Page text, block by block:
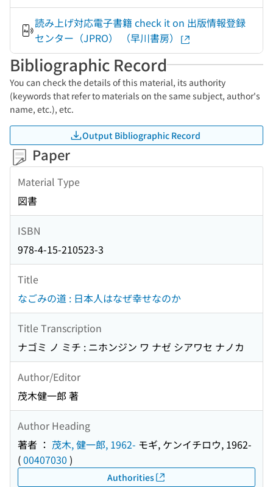
読み上げ対応電子書籍 check it on 出版情報登録
センター（JPRO） （早川書房）
Bibliographic Record
You can check the details of this material, its authority
(keywords that refer to materials on the same subject, author's
name, etc.), etc.
Output Bibliographic Record
Paper
Material Type
図書
ISBN
978-4-15-210523-3
Title
なごみの道 : 日本人はなぜ幸せなのか
Title Transcription
ナゴミ ノ ミチ : ニホンジン ワ ナゼ シアワセ ナノカ
Author/Editor
茂木健一郎 著
Author Heading
著者 ： 茂木, 健一郎, 1962- モギ, ケンイチロウ, 1962-
(00407030 )
Authorities